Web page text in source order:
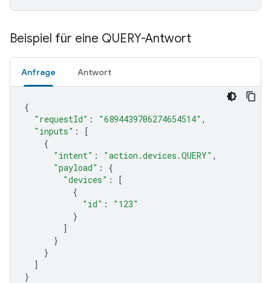
Beispiel für eine QUERY-Antwort
Anfrage Antwort
{
"requestId" : "6894439706274654514" ,
"inputs" :
[
{
"intent" : "action.devices.QUERY" ,
"payload" :
{
"devices" :
[
{
"id" :
"123"
}
]
}
}
]
}